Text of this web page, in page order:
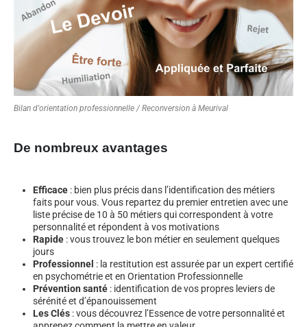
Bilan d'orientation professionnelle / Reconversion à Meurival
De nombreux avantages
Efficace : bien plus précis dans l’identification des métiers
faits pour vous. Vous repartez du premier entretien avec une
liste précise de 10 à 50 métiers qui correspondent à votre
personnalité et répondent à vos motivations
Rapide : vous trouvez le bon métier en seulement quelques
jours
Professionnel : la restitution est assurée par un expert certifié
en psychométrie et en Orientation Professionnelle
Prévention santé : identification de vos propres leviers de
sérénité et d’épanouissement
Les Clés : vous découvrez l’Essence de votre personnalité et